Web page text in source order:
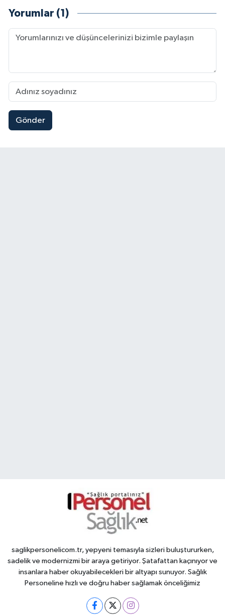
Yorumlar (1)
Gönder
saglikpersonelicom.tr, yepyeni temasıyla sizleri buluştururken,
sadelik ve modernizmi bir araya getiriyor. Şatafattan kaçınıyor ve
insanlara haber okuyabilecekleri bir altyapı sunuyor. Sağlık
Personeline hızlı ve doğru haber sağlamak önceliğimiz